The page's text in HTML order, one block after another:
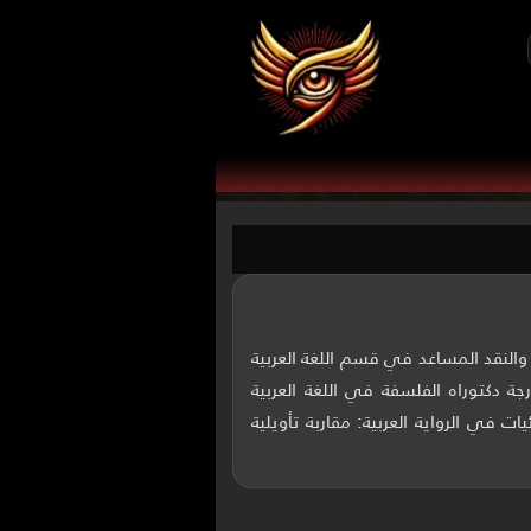
المساعد في قسم اللغة العربية
دكتوراه الفلسفة في اللغة العربية
في وصف يوم القيامة في القرآن الكريم" 2022 و الماورائيات في الرواية العربية: مقاربة تأويلية